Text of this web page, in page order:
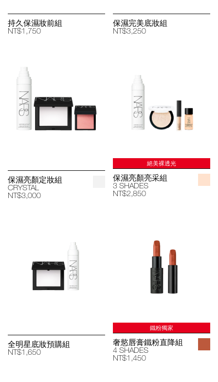
持久保濕妝前組
NT$1,750
保濕完美底妝組
NT$3,250
保濕亮顏定妝組
CRYSTAL
NT$3,000
絕美裸透光
保濕亮顏亮采組
3 SHADES
NT$2,850
全明星底妝預購組
NT$1,650
鐵粉獨家
奢慾唇膏鐵粉直降組
4 SHADES
NT$1,450